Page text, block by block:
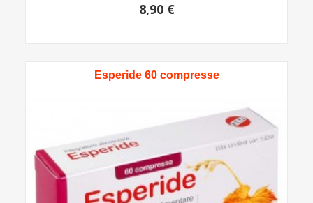
8,90 €
Esperide 60 compresse